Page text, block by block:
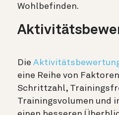
Wohlbefinden.
Die
eine Reihe von
Schrittzahl,
Trainingsvolumen und